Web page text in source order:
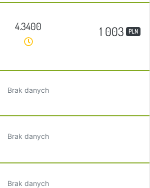
4.3400 1 003 PLN
Brak danych
Brak danych
Brak danych